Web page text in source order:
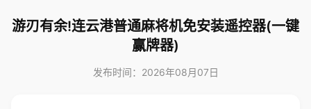
游刃有余!连云港普通麻将机免安装遥控器(一键
赢牌器)
发布时间：2026年08月07日